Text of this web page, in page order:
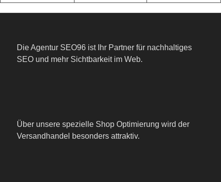
Die Agentur SEO96 ist Ihr Partner für nachhaltiges
SEO und mehr Sichtbarkeit im Web.
Über unsere spezielle Shop Optimierung wird der
Versandhandel besonders attraktiv.